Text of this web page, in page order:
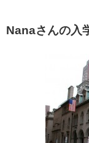
Nanaさんの入